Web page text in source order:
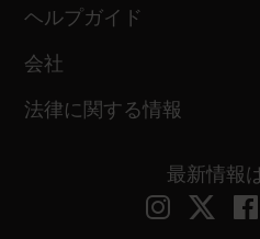
ヘルプガイド
会社
法律に関する情報
最新情報